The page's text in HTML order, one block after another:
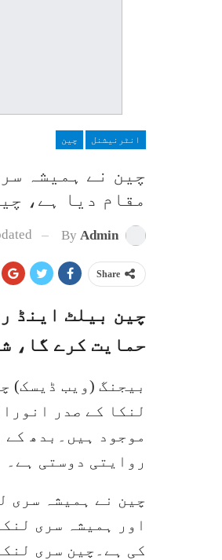
انٹرنیشنل چین
چین نے ہمیشہ
مقام دیا ہے،
By Admin
Share
چین بیلٹ اینڈ
حمایت کرے گا،
بیجنگ (ویب ڈیسک)
لنکا کے صدر
موجود ہیں۔بدھ
روایتی دوستی ہے۔
چین نے ہمیشہ سری
اور ہمیشہ سری
کی ہے۔چین سری